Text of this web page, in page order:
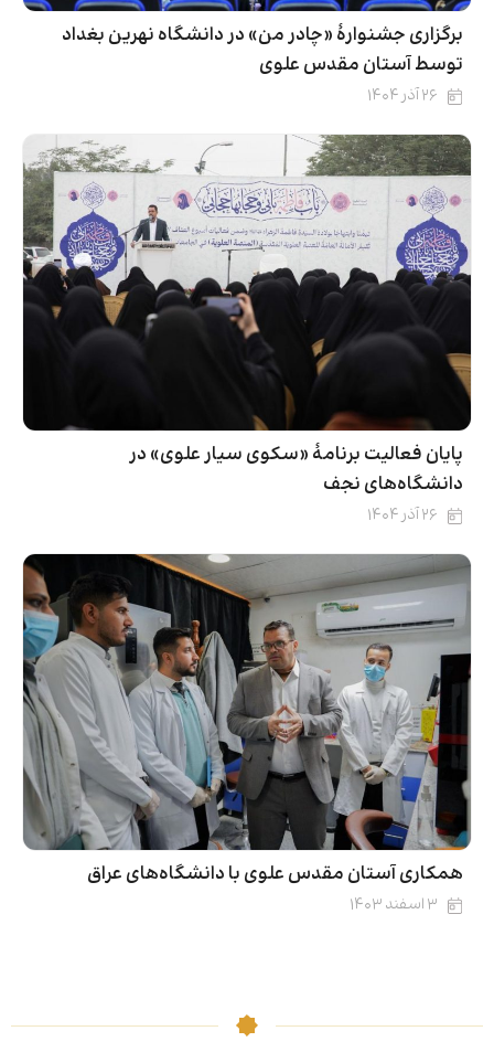
برگزاری جشنوارۀ «چادر من» در دانشگاه نهرین بغداد
توسط آستان مقدس علوی
۲۶ آذر ۱۴۰۴
پایان فعالیت برنامۀ «سکوی سیار علوی» در
دانشگاه‌های نجف
۲۶ آذر ۱۴۰۴
همکاری آستان مقدس علوی با دانشگاه‌های عراق
۳ اسفند ۱۴۰۳